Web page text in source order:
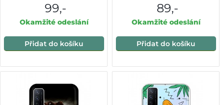
99,-
Okamžité odeslání
Přidat do košíku
89,-
Okamžité odeslání
Přidat do košíku